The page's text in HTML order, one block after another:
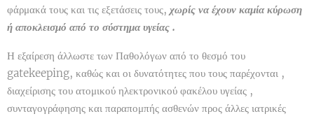
φάρμακά τους και τις εξετάσεις τους, χωρίς να έχουν καμία κύρωση
ή αποκλεισμό από το σύστημα υγείας .
Η εξαίρεση άλλωστε των Παθολόγων από το θεσμό του
gatekeeping, καθώς και οι δυνατότητες που τους παρέχονται ,
διαχείρισης του ατομικού ηλεκτρονικού φακέλου υγείας ,
συνταγογράφησης και παραπομπής ασθενών προς άλλες ιατρικές